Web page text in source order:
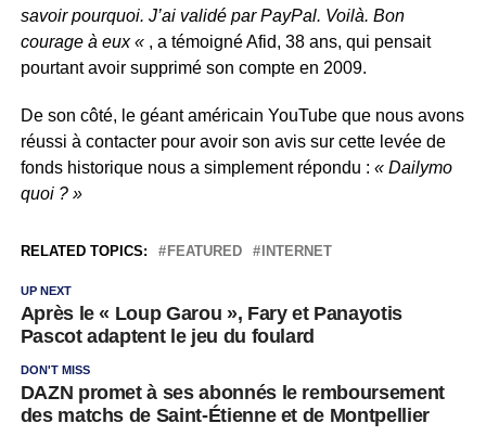
savoir pourquoi. J’ai validé par PayPal. Voilà. Bon
courage à eux « , a témoigné Afid, 38 ans, qui pensait
pourtant avoir supprimé son compte en 2009.
De son côté, le géant américain YouTube que nous avons
réussi à contacter pour avoir son avis sur cette levée de
fonds historique nous a simplement répondu : « Dailymo
quoi ? »
RELATED TOPICS: FEATURED INTERNET
UP NEXT
Après le « Loup Garou », Fary et Panayotis
Pascot adaptent le jeu du foulard
DON'T MISS
DAZN promet à ses abonnés le remboursement
des matchs de Saint-Étienne et de Montpellier